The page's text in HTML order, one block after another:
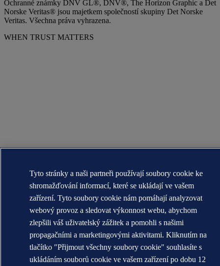
Ochranné známky DNV GL®, DNV®, The Horizon Graphic a Det
Norske Veritas® jsou majetkem společností skupiny Det Norske
Veritas. Všechna práva vyhrazena.
WHEN TRUST MATTERS
Tyto stránky a naši partneři používají soubory cookie ke
shromažďování informací, které se ukládají ve vašem
zařízení. Tyto soubory cookie nám pomáhají analyzovat
webový provoz a sledovat výkonnost webu, abychom
zlepšili váš uživatelský zážitek a pomohli s našimi
propagačními a marketingovými aktivitami. Kliknutím na
tlačítko "Přijmout všechny soubory cookie" souhlasíte s
ukládáním souborů cookie ve vašem zařízení po dobu 12